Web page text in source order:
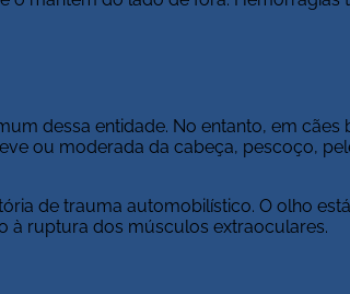
dessa entidade. No entanto, em
ou moderada da cabeça, pescoço,
de trauma automobilístico. O olho
à ruptura dos músculos extraoculares.